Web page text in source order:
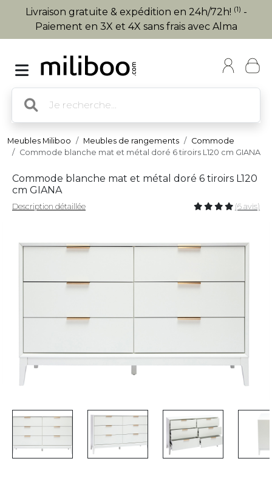
Livraison gratuite & expédition en 24h/72h! (1) -
Paiement en 3X et 4X sans frais avec Alma
Meubles Miliboo Meubles de rangements
Commode
Commode blanche mat et métal doré 6 tiroirs L120 cm GIANA
Commode blanche mat et métal doré 6 tiroirs L120
cm GIANA
Description détaillée (6 avis)